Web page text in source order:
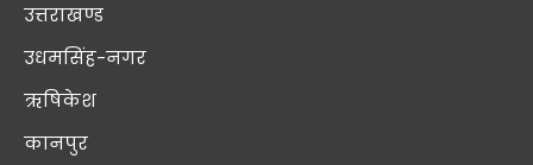
उत्तराखण्ड
उधमसिंह-नगर
ऋषिकेश
कानपुर